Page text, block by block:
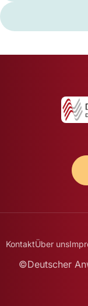
KontaktÜber uns
©Deutscher